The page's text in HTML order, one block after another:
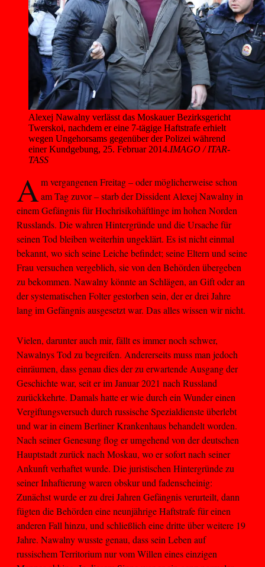
Alexej Nawalny verlässt das Moskauer Bezirksgericht
Twerskoi, nachdem er eine 7-tägige Haftstrafe erhielt
wegen Ungehorsams gegenüber der Polizei während
einer Kundgebung, 25. Februar 2014.IMAGO / ITAR-
TASS
Am vergangenen Freitag – oder möglicherweise schon
am Tag zuvor – starb der Dissident Alexej Nawalny in
einem Gefängnis für Hochrisikohäftlinge im hohen Norden
Russlands. Die wahren Hintergründe und die Ursache für
seinen Tod bleiben weiterhin ungeklärt. Es ist nicht einmal
bekannt, wo sich seine Leiche befindet; seine Eltern und seine
Frau versuchen vergeblich, sie von den Behörden übergeben
zu bekommen. Nawalny könnte an Schlägen, an Gift oder an
der systematischen Folter gestorben sein, der er drei Jahre
lang im Gefängnis ausgesetzt war. Das alles wissen wir nicht.
Vielen, darunter auch mir, fällt es immer noch schwer,
Nawalnys Tod zu begreifen. Andererseits muss man jedoch
einräumen, dass genau dies der zu erwartende Ausgang der
Geschichte war, seit er im Januar 2021 nach Russland
zurückkehrte. Damals hatte er wie durch ein Wunder einen
Vergiftungsversuch durch russische Spezialdienste überlebt
und war in einem Berliner Krankenhaus behandelt worden.
Nach seiner Genesung flog er umgehend von der deutschen
Hauptstadt zurück nach Moskau, wo er sofort nach seiner
Ankunft verhaftet wurde. Die juristischen Hintergründe zu
seiner Inhaftierung waren obskur und fadenscheinig:
Zunächst wurde er zu drei Jahren Gefängnis verurteilt, dann
fügten die Behörden eine neunjährige Haftstrafe für einen
anderen Fall hinzu, und schließlich eine dritte über weitere 19
Jahre. Nawalny wusste genau, dass sein Leben auf
russischem Territorium nur vom Willen eines einzigen